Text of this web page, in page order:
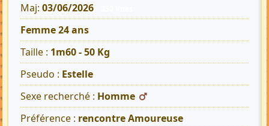
Maj: 03/06/2026
Femme 24 ans
Taille : 1m60 - 50 Kg
Pseudo : Estelle
Sexe recherché : Homme
Préférence : rencontre Amoureuse